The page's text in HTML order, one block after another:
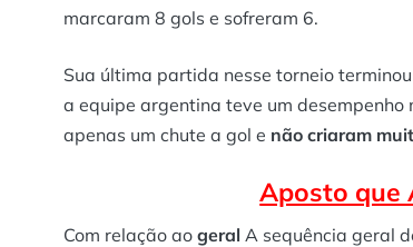
marcaram 8 gols e sofreram 6.
Sua última partida nesse torneio
a equipe argentina teve um
apenas um chute a gol e não criaram
Aposto que
Com relação ao geral A sequência geral